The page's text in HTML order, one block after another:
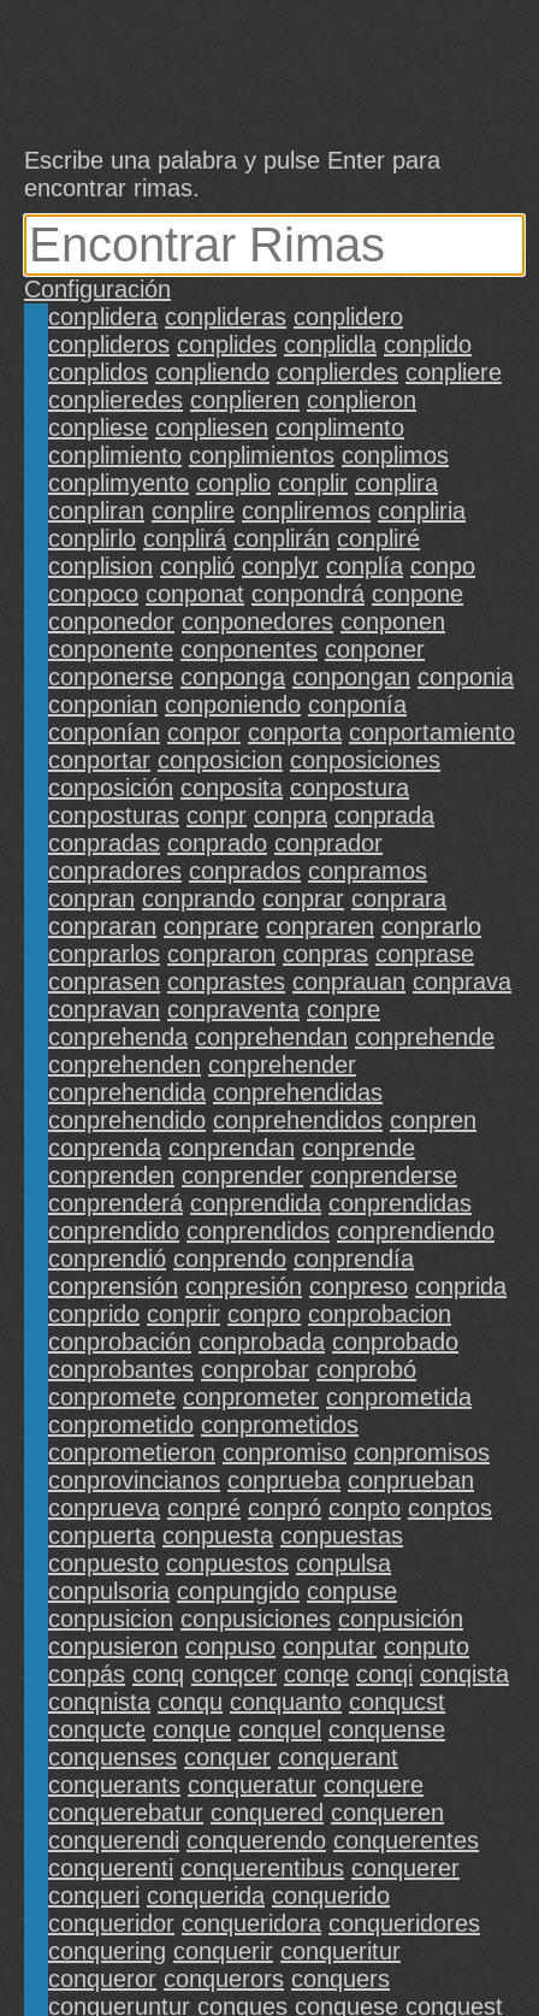
Escribe una palabra y pulse Enter para
encontrar rimas.
Configuración
conplidera conplideras conplidero
conplideros conplides conplidla conplido
conplidos conpliendo conplierdes conpliere
conplieredes conplieren conplieron
conpliese conpliesen conplimento
conplimiento conplimientos conplimos
conplimyento conplio conplir conplira
conpliran conplire conpliremos conpliria
conplirlo conplirá conplirán conpliré
conplision conplió conplyr conplía conpo
conpoco conponat conpondrá conpone
conponedor conponedores conponen
conponente conponentes conponer
conponerse conponga conpongan conponia
conponian conponiendo conponía
conponían conpor conporta conportamiento
conportar conposicion conposiciones
conposición conposita conpostura
conposturas conpr conpra conprada
conpradas conprado conprador
conpradores conprados conpramos
conpran conprando conprar conprara
conpraran conprare conpraren conprarlo
conprarlos conpraron conpras conprase
conprasen conprastes conprauan conprava
conpravan conpraventa conpre
conprehenda conprehendan conprehende
conprehenden conprehender
conprehendida conprehendidas
conprehendido conprehendidos conpren
conprenda conprendan conprende
conprenden conprender conprenderse
conprenderá conprendida conprendidas
conprendido conprendidos conprendiendo
conprendió conprendo conprendía
conprensión conpresión conpreso conprida
conprido conprir conpro conprobacion
conprobación conprobada conprobado
conprobantes conprobar conprobó
conpromete conprometer conprometida
conprometido conprometidos
conprometieron conpromiso conpromisos
conprovincianos conprueba conprueban
conprueva conpré conpró conpto conptos
conpuerta conpuesta conpuestas
conpuesto conpuestos conpulsa
conpulsoria conpungido conpuse
conpusicion conpusiciones conpusición
conpusieron conpuso conputar conputo
conpás conq conqcer conqe conqi conqista
conqnista conqu conquanto conqucst
conqucte conque conquel conquense
conquenses conquer conquerant
conquerants conqueratur conquere
conquerebatur conquered conqueren
conquerendi conquerendo conquerentes
conquerenti conquerentibus conquerer
conqueri conquerida conquerido
conqueridor conqueridora conqueridores
conquering conquerir conqueritur
conqueror conquerors conquers
conqueruntur conques conquese conquest